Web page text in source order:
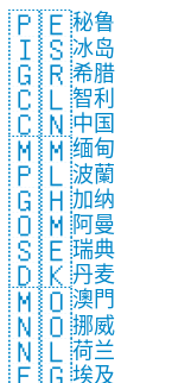
🇵🇪秘鲁
🇮🇸冰岛
🇬🇷希腊
🇨🇱智利
🇨🇳中国
🇲🇲缅甸
🇵🇱波蘭
🇬🇭加纳
🇴🇲阿曼
🇸🇪瑞典
🇩🇰丹麦
🇲🇴澳門
🇳🇴挪威
🇳🇱荷兰
埃及